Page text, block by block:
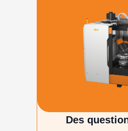
Des